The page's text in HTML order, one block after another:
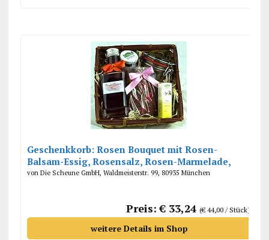
Geschenkkorb: Rosen Bouquet mit Rosen-
Balsam-Essig, Rosensalz, Rosen-Marmelade,
Schokolade mit Rosenblüten
von Die Scheune GmbH, Waldmeisterstr. 99, 80935 München
Preis: € 33,24 (€ 44,00 / Stück)
weitere Details im Shop